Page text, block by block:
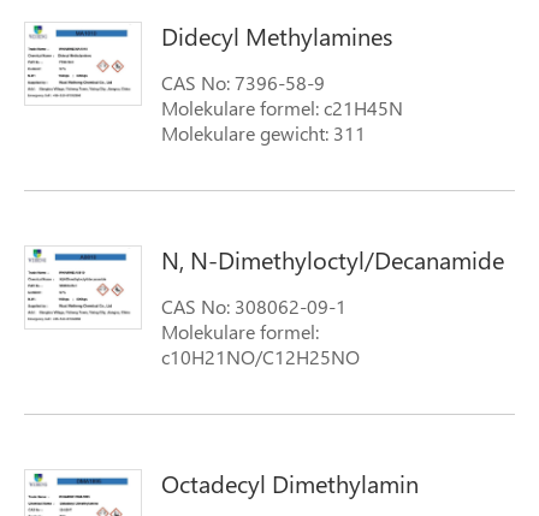
Didecyl Methylamines
CAS No: 7396-58-9
Molekulare formel: c21H45N
Molekulare gewicht: 311
N, N-Dimethyloctyl/Decanamide
CAS No: 308062-09-1
Molekulare formel:
c10H21NO/C12H25NO
Octadecyl Dimethylamin